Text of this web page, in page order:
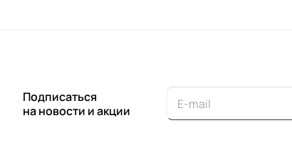
Подписаться
на новости и акции